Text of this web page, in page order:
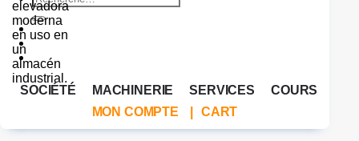
pour :
SOCIÉTÉ MACHINERIE SERVICES
COURS
MON COMPTE
CART